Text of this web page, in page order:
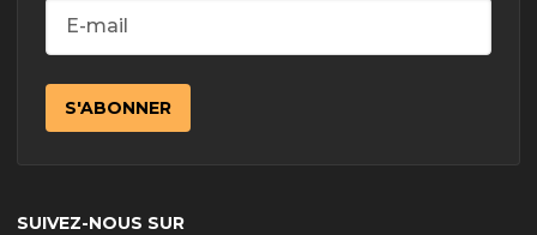
SUIVEZ-NOUS SUR